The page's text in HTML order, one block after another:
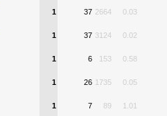
1 37 2664 0.03
1 37 3124 0.02
1 6 153 0.58
1 26 1735 0.05
1 7 89 1.01